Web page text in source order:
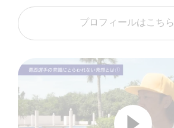
プロフィールはこちら